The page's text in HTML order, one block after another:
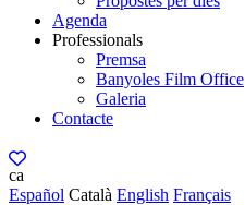
Agenda
Professionals
Premsa
Banyoles Film Office
Galeria
Contacte
ca
Español Català English Français